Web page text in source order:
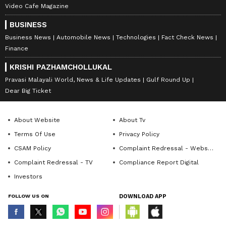
Video Cafe Magazine
BUSINESS
Business News Automobile News Technologies
Fact Check News
Finance
KRISHI PAZHAMCHOLLUKAL
Pravasi Malayali World, News & Life Updates
Gulf Round Up
Dear Big Ticket
About Website
About Tv
Terms Of Use
Privacy Policy
CSAM Policy
Complaint Redressal - Website
Complaint Redressal - TV
Compliance Report Digital
Investors
FOLLOW US ON DOWNLOAD APP